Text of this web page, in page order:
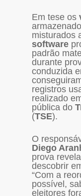
Em tese os
misturados
software
padrão
durante
conduzida
registros
realizado
pública do
(TSE).
O
Diego
prova
descobrir
“Com a
possível,
eleitores